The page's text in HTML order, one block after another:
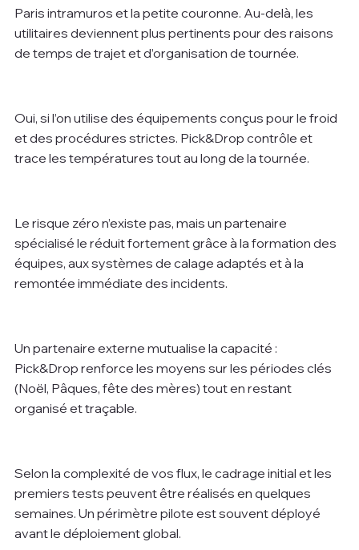
Paris intramuros et la petite couronne. Au-delà, les
utilitaires deviennent plus pertinents pour des raisons
de temps de trajet et d’organisation de tournée.
Oui, si l’on utilise des équipements conçus pour le froid
et des procédures strictes. Pick&Drop contrôle et
trace les températures tout au long de la tournée.
Le risque zéro n’existe pas, mais un partenaire
spécialisé le réduit fortement grâce à la formation des
équipes, aux systèmes de calage adaptés et à la
remontée immédiate des incidents.
Un partenaire externe mutualise la capacité :
Pick&Drop renforce les moyens sur les périodes clés
(Noël, Pâques, fête des mères) tout en restant
organisé et traçable.
Selon la complexité de vos flux, le cadrage initial et les
premiers tests peuvent être réalisés en quelques
semaines. Un périmètre pilote est souvent déployé
avant le déploiement global.